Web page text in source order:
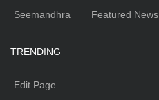
Seemandhra
Featured News
TRENDING
Edit Page